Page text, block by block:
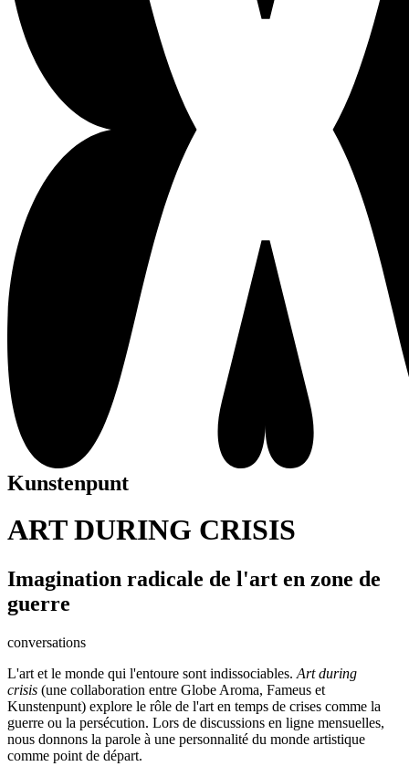
Kunstenpunt
ART DURING CRISIS
Imagination radicale de l'art en zone de
guerre
conversations
L'art et le monde qui l'entoure sont indissociables. Art during
crisis (une collaboration entre Globe Aroma, Fameus et
Kunstenpunt) explore le rôle de l'art en temps de crises comme la
guerre ou la persécution. Lors de discussions en ligne mensuelles,
nous donnons la parole à une personnalité du monde artistique
comme point de départ.